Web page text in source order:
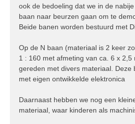
ook de bedoeling dat we in de
baan naar beurzen gaan om te
Beide banen worden bestuurd met
Op de N baan (materiaal is 2 keer
1 : 160 met afmeting van ca. 6 x 2,5
gereden met divers materiaal. Deze
met eigen ontwikkelde elektronica
Daarnaast hebben we nog een
materiaal, waar kinderen als